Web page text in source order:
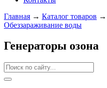
Главная → Каталог товаров →
Обеззараживание воды
Генераторы озона